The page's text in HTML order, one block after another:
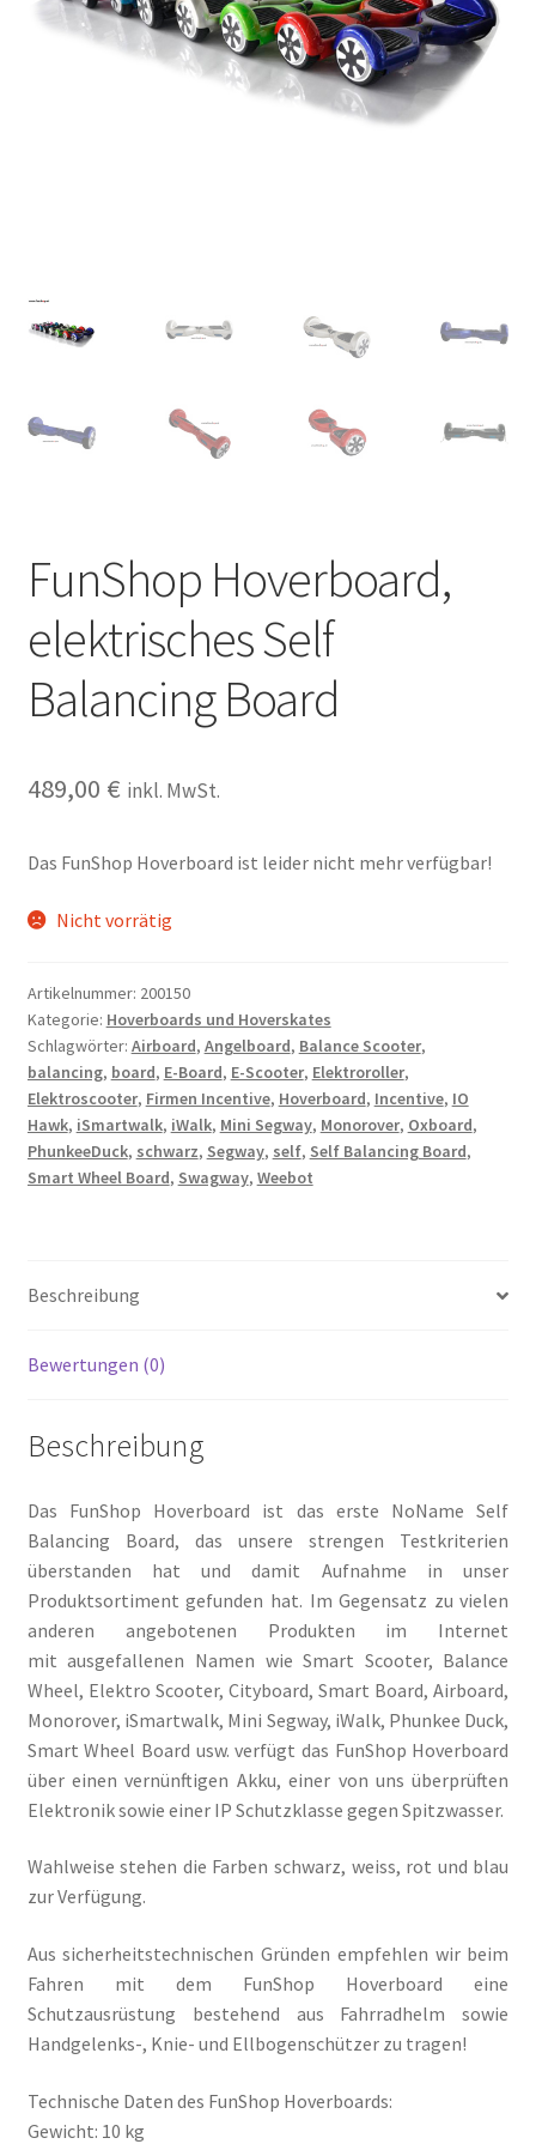
FunShop Hoverboard,
elektrisches Self
Balancing Board
489,00 € inkl. MwSt.
Das FunShop Hoverboard ist leider nicht mehr verfügbar!
Nicht vorrätig
Artikelnummer: 200150
Kategorie: Hoverboards und Hoverskates
Schlagwörter: Airboard, Angelboard, Balance Scooter,
balancing, board, E-Board, E-Scooter, Elektroroller,
Elektroscooter, Firmen Incentive, Hoverboard, Incentive, IO
Hawk, iSmartwalk, iWalk, Mini Segway, Monorover, Oxboard,
PhunkeeDuck, schwarz, Segway, self, Self Balancing Board,
Smart Wheel Board, Swagway, Weebot
Beschreibung
Bewertungen (0)
Beschreibung
Das FunShop Hoverboard ist das erste NoName Self
Balancing Board, das unsere strengen Testkriterien
überstanden hat und damit Aufnahme in unser
Produktsortiment gefunden hat. Im Gegensatz zu vielen
anderen angebotenen Produkten im Internet
mit ausgefallenen Namen wie Smart Scooter, Balance
Wheel, Elektro Scooter, Cityboard, Smart Board, Airboard,
Monorover, iSmartwalk, Mini Segway, iWalk, Phunkee Duck,
Smart Wheel Board usw. verfügt das FunShop Hoverboard
über einen vernünftigen Akku, einer von uns überprüften
Elektronik sowie einer IP Schutzklasse gegen Spitzwasser.
Wahlweise stehen die Farben schwarz, weiss, rot und blau
zur Verfügung.
Aus sicherheitstechnischen Gründen empfehlen wir beim
Fahren mit dem FunShop Hoverboard eine
Schutzausrüstung bestehend aus Fahrradhelm sowie
Handgelenks-, Knie- und Ellbogenschützer zu tragen!
Technische Daten des FunShop Hoverboards:
Gewicht: 10 kg